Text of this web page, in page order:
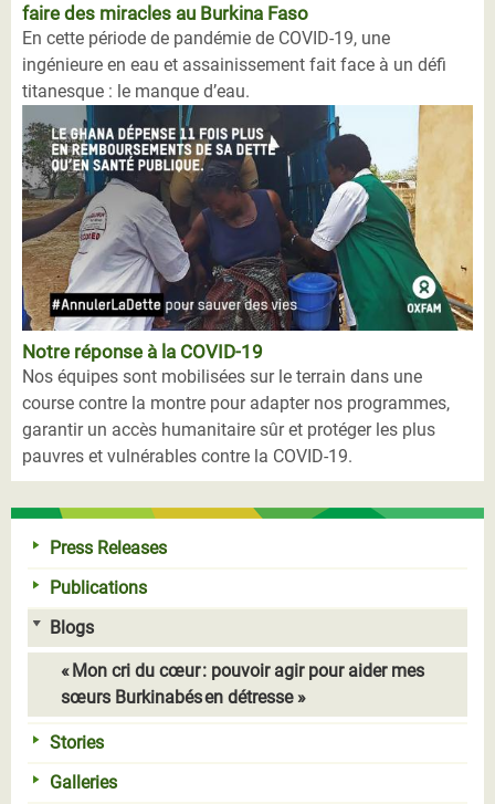
faire des miracles au Burkina Faso
En cette période de pandémie de COVID-19, une
ingénieure en eau et assainissement fait face à un défi
titanesque : le manque d’eau.
Notre réponse à la COVID-19
Nos équipes sont mobilisées sur le terrain dans une
course contre la montre pour adapter nos programmes,
garantir un accès humanitaire sûr et protéger les plus
pauvres et vulnérables contre la COVID-19.
Press Releases
Publications
Blogs
« Mon cri du cœur : pouvoir agir pour aider mes
sœurs Burkinabés en détresse »
Stories
Galleries